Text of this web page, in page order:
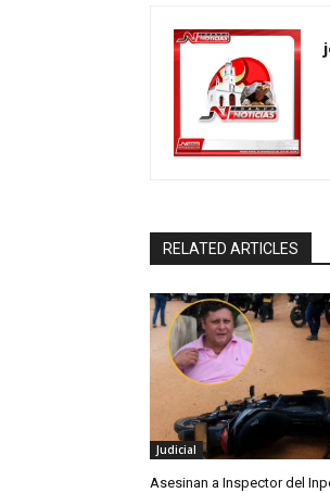
RELATED ARTICLES
Judicial
Asesinan a Inspector del